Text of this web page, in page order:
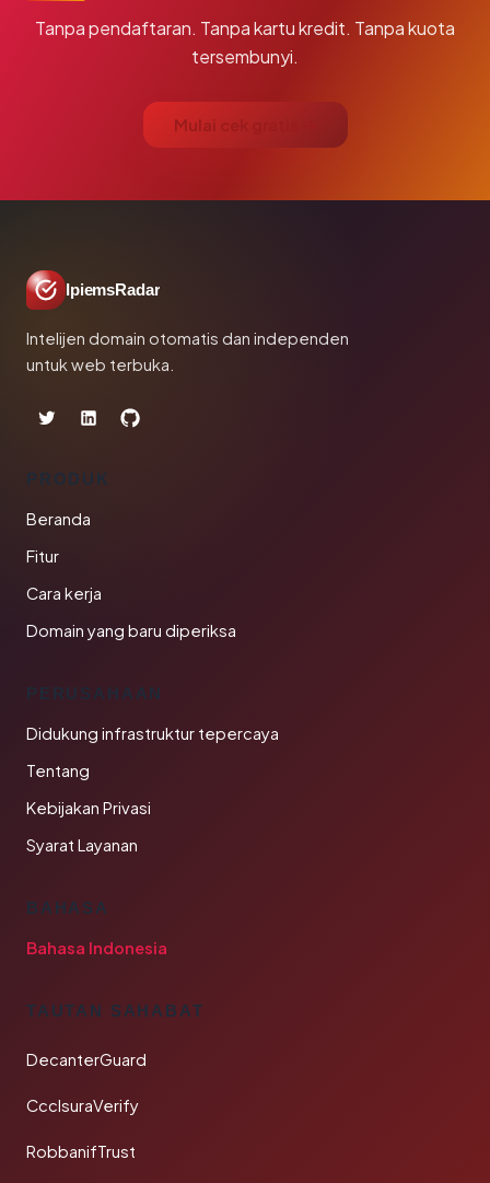
Tanpa pendaftaran. Tanpa kartu kredit. Tanpa kuota
tersembunyi.
Mulai cek gratis →
IpiemsRadar
Intelijen domain otomatis dan independen
untuk web terbuka.
PRODUK
Beranda
Fitur
Cara kerja
Domain yang baru diperiksa
PERUSAHAAN
Didukung infrastruktur tepercaya
Tentang
Kebijakan Privasi
Syarat Layanan
BAHASA
Bahasa Indonesia
TAUTAN SAHABAT
DecanterGuard
CcclsuraVerify
RobbanifTrust